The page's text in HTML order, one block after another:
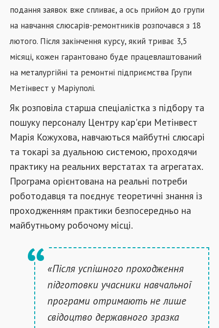
подання заявок вже спливає, а ось прийом до групи
на навчання слюсарів-ремонтників розпочався з 18
лютого. Після закінчення курсу, який триває 3,5
місяці, кожен гарантовано буде працевлаштований
на металургійні та ремонтні підприємства Групи
Метінвест у Маріуполі.
Як розповіла старша спеціалістка з підбору та
пошуку персоналу Центру кар'єри Метінвест
Марія Кожухова, навчаються майбутні слюсарі
та токарі за дуальною системою, проходячи
практику на реальних верстатах та агрегатах.
Програма орієнтована на реальні потреби
роботодавця та поєднує теоретичні знання із
проходженням практики безпосередньо на
майбутньому робочому місці.
«Після успішного проходження
підготовки учасники навчальної
програми отримають не лише
свідоцтво державного зразка